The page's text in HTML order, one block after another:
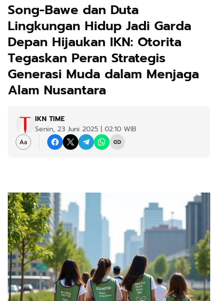
Song-Bawe dan Duta
Lingkungan Hidup Jadi Garda
Depan Hijaukan IKN: Otorita
Tegaskan Peran Strategis
Generasi Muda dalam Menjaga
Alam Nusantara
IKN TIME
Senin, 23 Juni 2025 | 02:10 WIB